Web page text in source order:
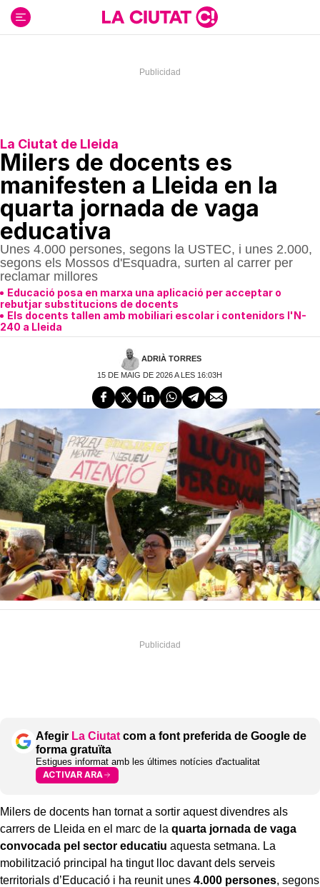
contenido
La Ciutat de Lleida
Milers de docents es
manifesten a Lleida en la
quarta jornada de vaga
educativa
Unes 4.000 persones, segons la USTEC, i unes 2.000,
segons els Mossos d'Esquadra, surten al carrer per
reclamar millores
Educació posa en marxa una aplicació per acceptar o
rebutjar substitucions de docents
Els docents tallen amb mobiliari escolar i contenidors l'N-
240 a Lleida
ADRIÀ TORRES
15 DE MAIG DE 2026 A LES 16:03H
Afegir La Ciutat com a font preferida de Google de
forma gratuïta
Estigues informat amb les últimes notícies d'actualitat
ACTIVAR ARA
Milers de docents han tornat a sortir aquest divendres als
carrers de Lleida en el marc de la quarta jornada de vaga
convocada pel sector educatiu aquesta setmana. La
mobilització principal ha tingut lloc davant dels serveis
territorials d’Educació i ha reunit unes 4.000 persones, segons